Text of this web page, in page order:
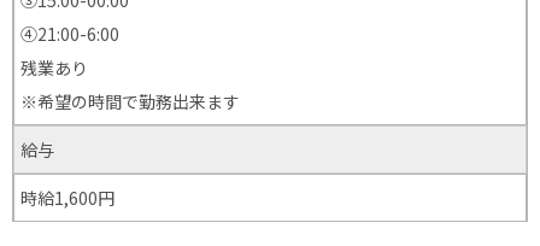
④21:00-6:00
残業あり
※希望の時間で勤務出来ます
給与
時給1,600円